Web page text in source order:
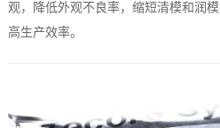
观，降低外观不良率，缩短清模和润
高生产效率。